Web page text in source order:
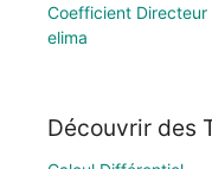
Coefficient
elima
Découvrir des